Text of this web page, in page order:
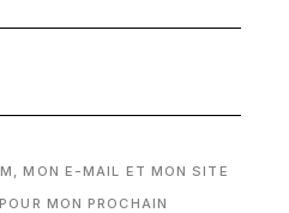
MON E-MAIL ET MON SITE
MON PROCHAIN